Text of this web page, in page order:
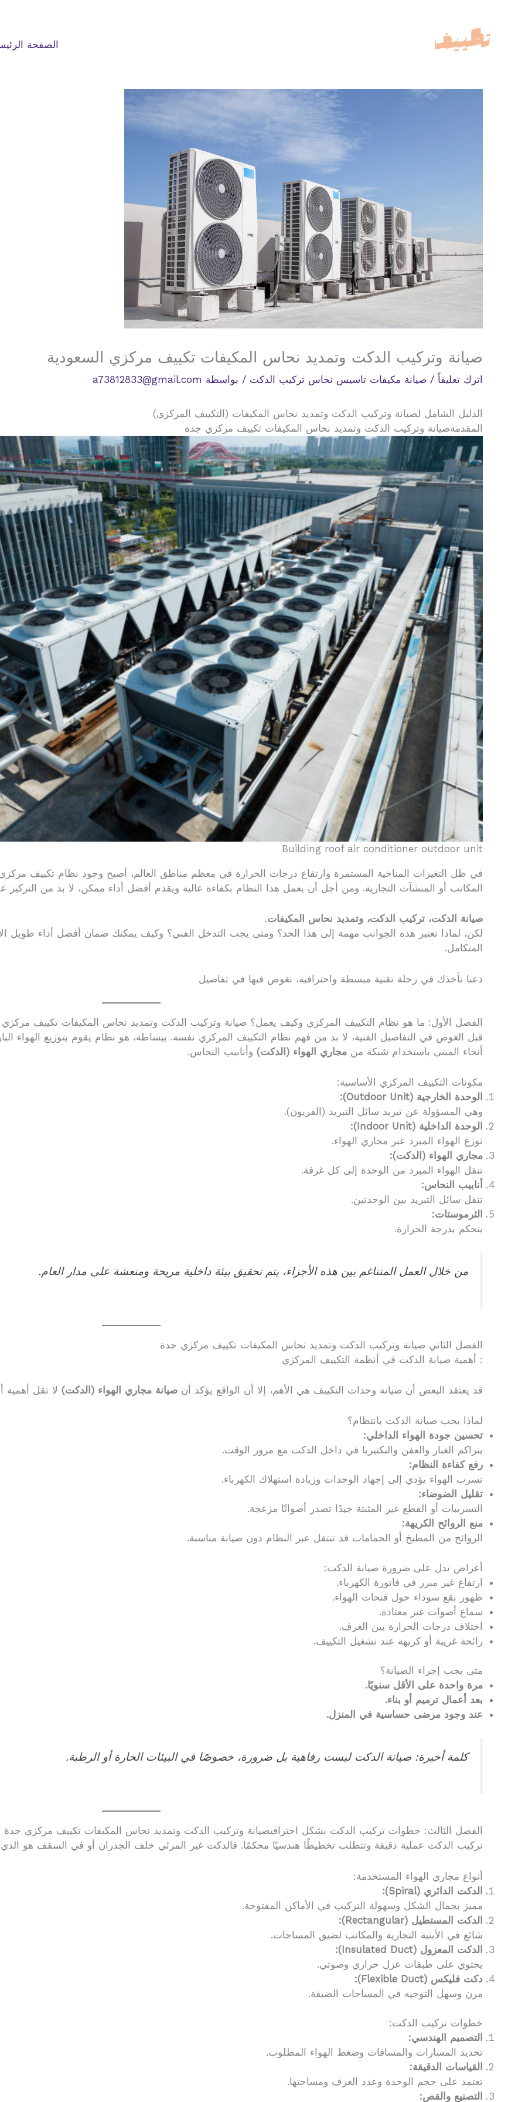
الصفحة
صيانة وتركيب الدكت وتمديد نحاس المكيفات تكييف مركزي السعودية
اترك تعليقاً / صيانة مكيفات تاسيس نحاس تركيب الدكت / بواسطة a73812833@gmail.com
الدليل الشامل لصيانة وتركيب الدكت وتمديد نحاس المكيفات (التكييف المركزي)
المقدمةصيانة وتركيب الدكت وتمديد نحاس المكيفات تكييف مركزي جدة
Building roof air conditioner outdoor unit
في ظل التغيرات المناخية المستمرة وارتفاع درجات الحرارة في معظم مناطق العالم، أصبح وجود نظام تكييف
المكاتب أو المنشآت التجارية. ومن أجل أن يعمل هذا النظام بكفاءة عالية ويقدم أفضل أداء ممكن، لا بد من التركيز
صيانة الدكت، تركيب الدكت، وتمديد نحاس المكيفات.
لكن، لماذا تعتبر هذه الجوانب مهمة إلى هذا الحد؟ ومتى يجب التدخل الفني؟ وكيف يمكنك ضمان أفضل أداء طويل
المتكامل.
دعنا نأخذك في رحلة تقنية مبسطة واحترافية، نغوص فيها في تفاصيل
الفصل الأول: ما هو نظام التكييف المركزي وكيف يعمل؟ صيانة وتركيب الدكت وتمديد نحاس المكيفات تكييف
قبل الغوص في التفاصيل الفنية، لا بد من فهم نظام التكييف المركزي نفسه. ببساطة، هو نظام يقوم بتوزيع الهواء
أنحاء المبنى باستخدام شبكة من مجاري الهواء (الدكت) وأنابيب النحاس.
مكونات التكييف المركزي الأساسية:
الوحدة الخارجية (Outdoor Unit):
وهي المسؤولة عن تبريد سائل التبريد (الفريون).
الوحدة الداخلية (Indoor Unit):
توزع الهواء المبرد عبر مجاري الهواء.
مجاري الهواء (الدكت):
تنقل الهواء المبرد من الوحدة إلى كل غرفة.
أنابيب النحاس:
تنقل سائل التبريد بين الوحدتين.
الثرموستات:
يتحكم بدرجة الحرارة.
من خلال العمل المتناغم بين هذه الأجزاء، يتم تحقيق بيئة داخلية مريحة ومنعشة على مدار العام.
الفصل الثاني صيانة وتركيب الدكت وتمديد نحاس المكيفات تكييف مركزي جدة
: أهمية صيانة الدكت في أنظمة التكييف المركزي
قد يعتقد البعض أن صيانة وحدات التكييف هي الأهم، إلا أن الواقع يؤكد أن صيانة مجاري الهواء (الدكت) لا تقل أهمية
لماذا يجب صيانة الدكت بانتظام؟
تحسين جودة الهواء الداخلي:
يتراكم الغبار والعفن والبكتيريا في داخل الدكت مع مرور الوقت.
رفع كفاءة النظام:
تسرب الهواء يؤدي إلى إجهاد الوحدات وزيادة استهلاك الكهرباء.
تقليل الضوضاء:
التسريبات أو القطع غير المثبتة جيدًا تصدر أصواتًا مزعجة.
منع الروائح الكريهة:
الروائح من المطبخ أو الحمامات قد تنتقل عبر النظام دون صيانة مناسبة.
أعراض تدل على ضرورة صيانة الدكت:
ارتفاع غير مبرر في فاتورة الكهرباء.
ظهور بقع سوداء حول فتحات الهواء.
سماع أصوات غير معتادة.
اختلاف درجات الحرارة بين الغرف.
رائحة غريبة أو كريهة عند تشغيل التكييف.
متى يجب إجراء الصيانة؟
مرة واحدة على الأقل سنويًا.
بعد أعمال ترميم أو بناء.
عند وجود مرضى حساسية في المنزل.
كلمة أخيرة: صيانة الدكت ليست رفاهية بل ضرورة، خصوصًا في البيئات الحارة أو الرطبة.
الفصل الثالث: خطوات تركيب الدكت بشكل احترافيصيانة وتركيب الدكت وتمديد نحاس المكيفات تكييف مركزي جدة
تركيب الدكت عملية دقيقة وتتطلب تخطيطًا هندسيًا محكمًا. فالدكت غير المرئي خلف الجدران أو في السقف هو
أنواع مجاري الهواء المستخدمة:
الدكت الدائري (Spiral):
مميز بجمال الشكل وسهولة التركيب في الأماكن المفتوحة.
الدكت المستطيل (Rectangular):
شائع في الأبنية التجارية والمكاتب لضيق المساحات.
الدكت المعزول (Insulated Duct):
يحتوي على طبقات عزل حراري وصوتي.
دكت فليكس (Flexible Duct):
مرن وسهل التوجيه في المساحات الضيقة.
خطوات تركيب الدكت:
التصميم الهندسي:
تحديد المسارات والمسافات وضغط الهواء المطلوب.
القياسات الدقيقة:
تعتمد على حجم الوحدة وعدد الغرف ومساحتها.
التصنيع والقص: